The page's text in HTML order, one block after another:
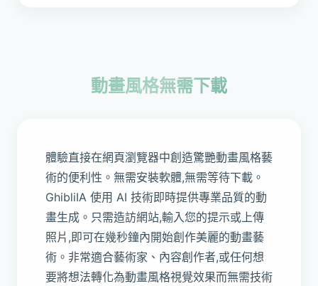
動畫風格無需下載
體驗直接在網頁瀏覽器中創造驚艷動畫風格藝
術的便利性。無需安裝軟體,無需等待下載。
GhibliIA 使用 AI 技術即時提供專業品質的動
畫生成。只需造訪網站,輸入您的提示或上傳
照片,即可在幾秒鐘內開始創作美麗的動畫藝
術。非常適合藝術家、內容創作者,或任何想
要將想法轉化為動畫風格視覺效果而無需技術